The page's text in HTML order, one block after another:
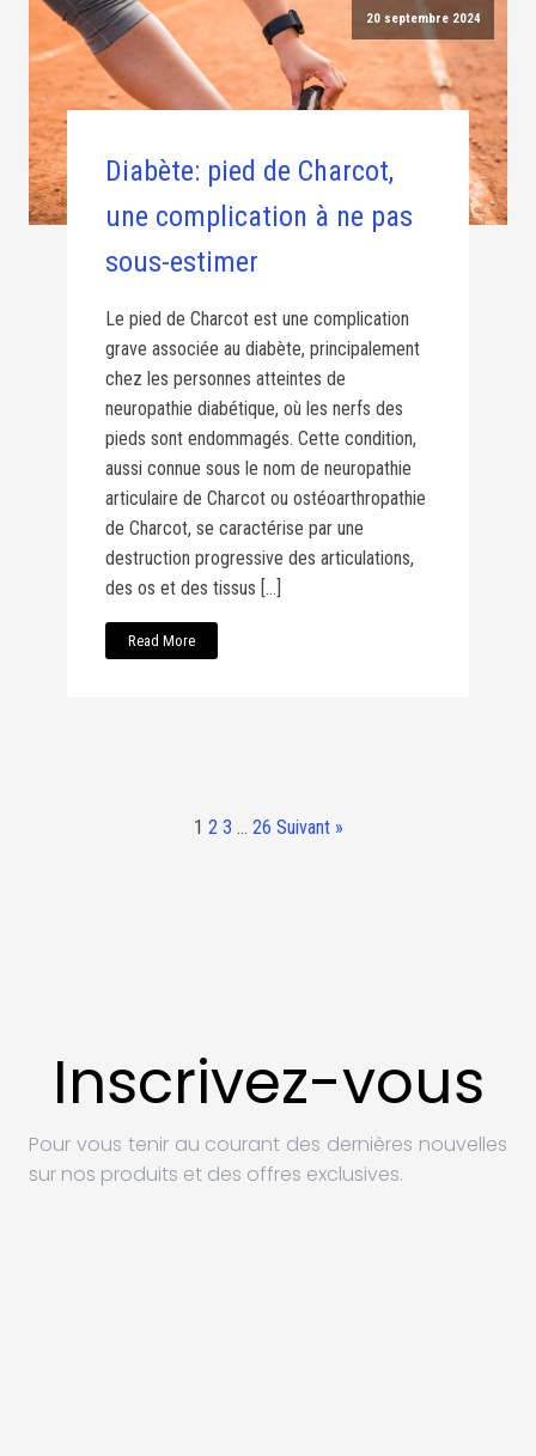
20 septembre 2024
Diabète: pied de Charcot,
une complication à ne pas
sous-estimer
Le pied de Charcot est une complication
grave associée au diabète, principalement
chez les personnes atteintes de
neuropathie diabétique, où les nerfs des
pieds sont endommagés. Cette condition,
aussi connue sous le nom de neuropathie
articulaire de Charcot ou ostéoarthropathie
de Charcot, se caractérise par une
destruction progressive des articulations,
des os et des tissus […]
Read More
1 2 3 … 26 Suivant »
Inscrivez-vous
Pour vous tenir au courant des dernières nouvelles
sur nos produits et des offres exclusives.